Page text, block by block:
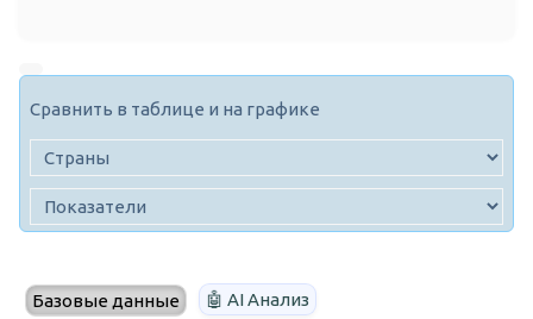
Сравнить в таблице и на графике
Базовые данные 🤖 AI Анализ